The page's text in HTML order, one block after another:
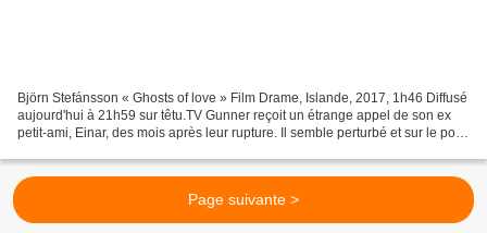
Björn Stefánsson « Ghosts of love » Film Drame, Islande, 2017, 1h46 Diffusé
aujourd'hui à 21h59 sur têtu.TV Gunner reçoit un étrange appel de son ex
petit-ami, Einar, des mois après leur rupture. Il semble perturbé et sur le point
Page suivante >